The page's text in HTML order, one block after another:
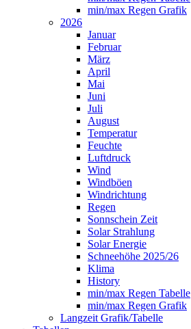
min/max Regen Grafik
2026
Januar
Februar
März
April
Mai
Juni
Juli
August
Temperatur
Feuchte
Luftdruck
Wind
Windböen
Windrichtung
Regen
Sonnschein Zeit
Solar Strahlung
Solar Energie
Schneehöhe 2025/26
Klima
History
min/max Regen Tabelle
min/max Regen Grafik
Langzeit Grafik/Tabelle